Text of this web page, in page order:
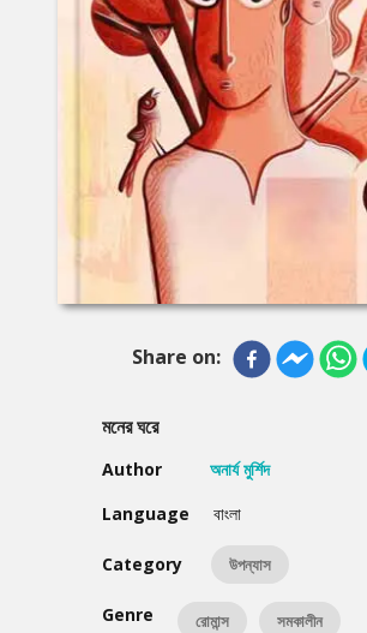
Share on:
মনের ঘরে
Author
অনার্য মুর্শিদ
Language
বাংলা
Category উপন্যাস
Genre রোমান্স সমকালীন